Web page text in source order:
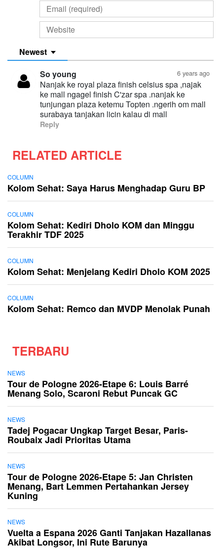
Newest
6 years ago
So young
Nanjak ke royal plaza finish celsius spa ,najak
ke mall ngagel finish C'zar spa .nanjak ke
tunjungan plaza ketemu Topten .ngerih om mall
surabaya tanjakan licin kalau di mall
Reply
RELATED ARTICLE
COLUMN
Kolom Sehat: Saya Harus Menghadap Guru BP
COLUMN
Kolom Sehat: Kediri Dholo KOM dan Minggu
Terakhir TDF 2025
COLUMN
Kolom Sehat: Menjelang Kediri Dholo KOM 2025
COLUMN
Kolom Sehat: Remco dan MVDP Menolak Punah
TERBARU
NEWS
Tour de Pologne 2026-Etape 6: Louis Barré
Menang Solo, Scaroni Rebut Puncak GC
NEWS
Tadej Pogacar Ungkap Target Besar, Paris-
Roubaix Jadi Prioritas Utama
NEWS
Tour de Pologne 2026-Etape 5: Jan Christen
Menang, Bart Lemmen Pertahankan Jersey
Kuning
NEWS
Vuelta a Espana 2026 Ganti Tanjakan Hazallanas
Akibat Longsor, Ini Rute Barunya